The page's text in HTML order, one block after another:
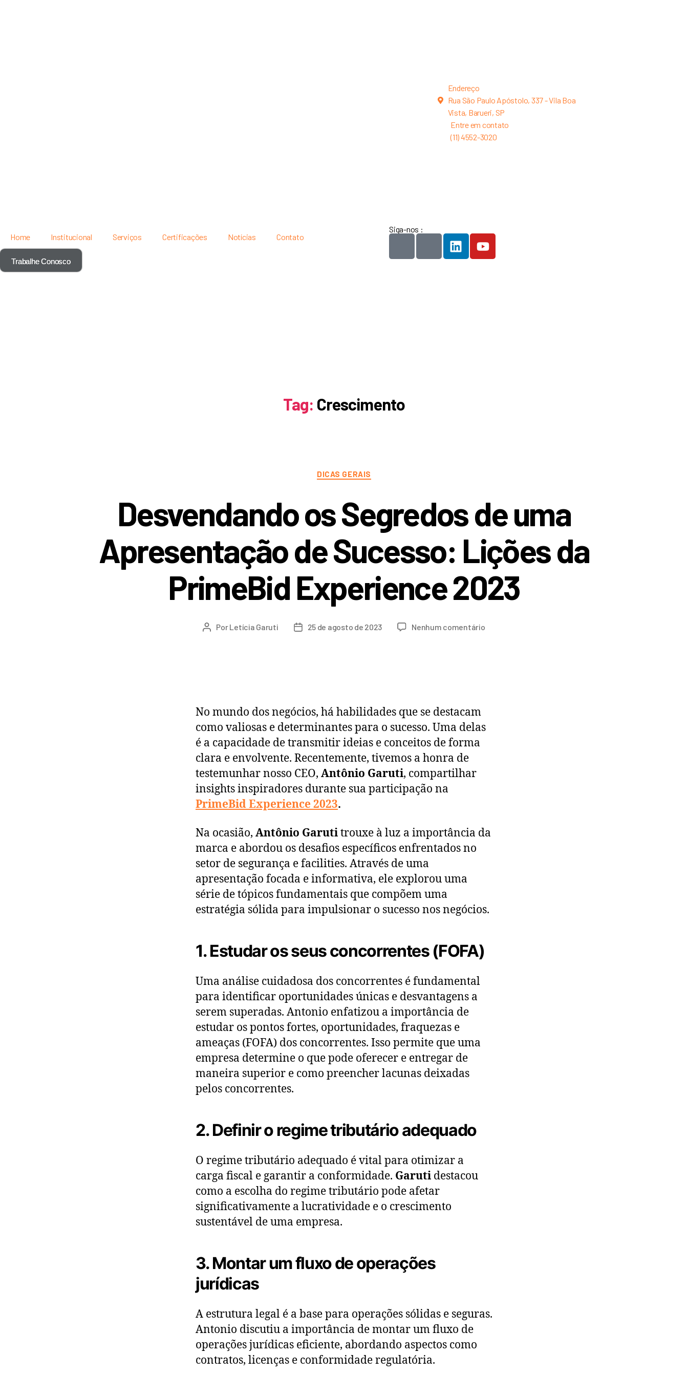
Endereço
Rua São Paulo Apóstolo, 337 - Vila Boa
Vista, Barueri, SP
Entre em contato
(11) 4552-3020
Home Institucional Serviços Certificações Notícias Contato
Trabalhe Conosco
Siga-nos :
Tag: Crescimento
DICAS GERAIS
Desvendando os Segredos de uma
Apresentação de Sucesso: Lições da
PrimeBid Experience 2023
PorLetícia Garuti 25 de agosto de 2023 Nenhum comentário
No mundo dos negócios, há habilidades que se destacam
como valiosas e determinantes para o sucesso. Uma delas
é a capacidade de transmitir ideias e conceitos de forma
clara e envolvente. Recentemente, tivemos a honra de
testemunhar nosso CEO, Antônio Garuti, compartilhar
insights inspiradores durante sua participação na
PrimeBid Experience 2023.
Na ocasião, Antônio Garutitrouxe à luz a importância da
marca e abordou os desafios específicos enfrentados no
setor de segurança e facilities. Através de uma
apresentação focada e informativa, ele explorou uma
série de tópicos fundamentais que compõem uma
estratégia sólida para impulsionar o sucesso nos negócios.
1. Estudar os seus concorrentes (FOFA)
Uma análise cuidadosa dos concorrentes é fundamental
para identificar oportunidades únicas e desvantagens a
serem superadas. Antonio enfatizou a importância de
estudar os pontos fortes, oportunidades, fraquezas e
ameaças (FOFA) dos concorrentes. Isso permite que uma
empresa determine o que pode oferecer e entregar de
maneira superior e como preencher lacunas deixadas
pelos concorrentes.
2. Definir o regime tributário adequado
O regime tributário adequado é vital para otimizar a
carga fiscal e garantir a conformidade. Garuti destacou
como a escolha do regime tributário pode afetar
significativamente a lucratividade e o crescimento
sustentável de uma empresa.
3. Montar um fluxo de operações
jurídicas
A estrutura legal é a base para operações sólidas e seguras.
Antonio discutiu a importância de montar um fluxo de
operações jurídicas eficiente, abordando aspectos como
contratos, licenças e conformidade regulatória.